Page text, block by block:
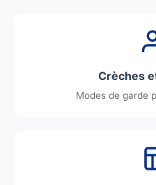
Crèches
Modes de garde